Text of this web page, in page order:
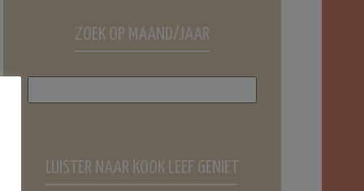
ZOEK OP MAAND/JAAR
LUISTER NAAR KOOK LEEF GENIET